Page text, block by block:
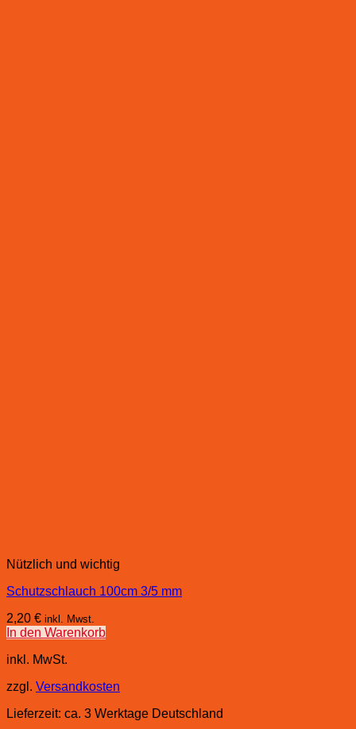
Nützlich und wichtig
Schutzschlauch 100cm 3/5 mm
2,20 € inkl. Mwst.
In den Warenkorb
inkl. MwSt.
zzgl. Versandkosten
Lieferzeit: ca. 3 Werktage Deutschland